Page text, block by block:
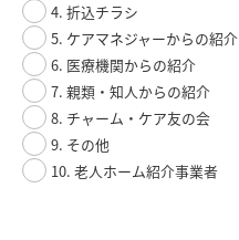
4. 折込チラシ
5. ケアマネジャーからの紹介
6. 医療機関からの紹介
7. 親類・知人からの紹介
8. チャーム・ケア友の会
9. その他
10. 老人ホーム紹介事業者